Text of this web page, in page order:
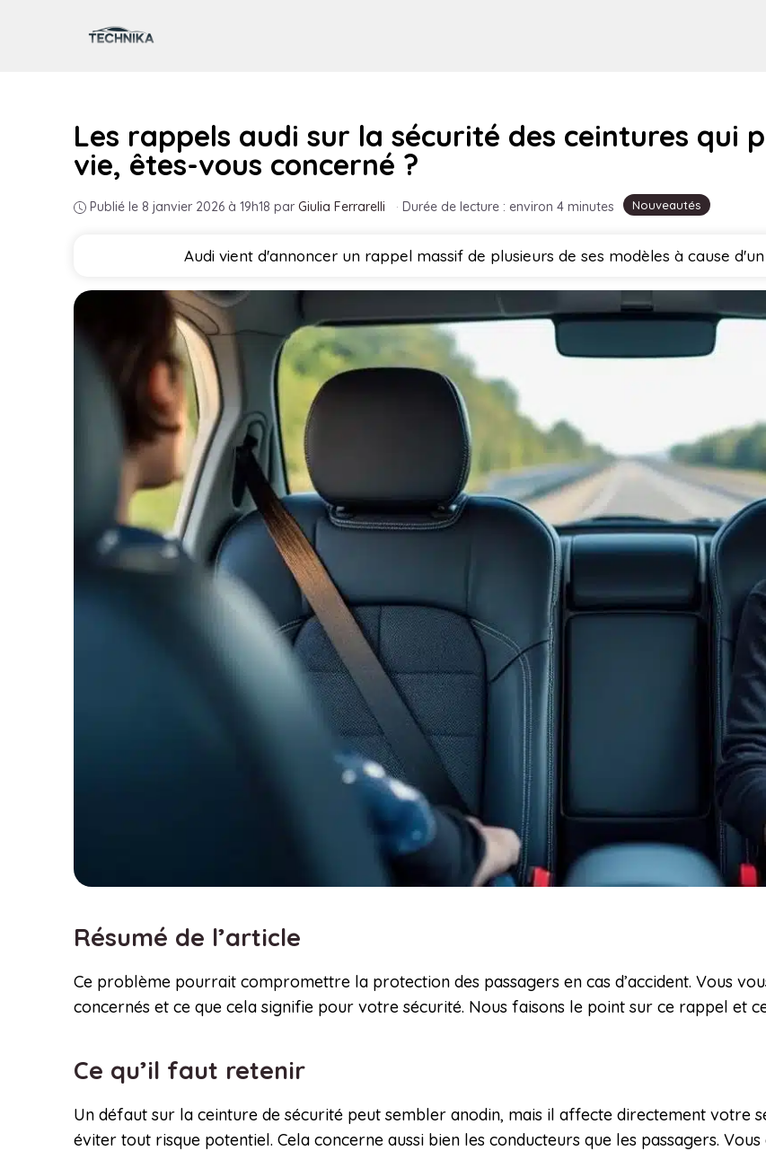
Nouveautés
Les rappels audi sur la sécurité des ceintures qui
vie, êtes-vous concerné ?
Publié le 8 janvier 2026 à 19h18 par Giulia Ferrarelli · Durée de lecture : environ 4 minutes
Audi vient d'annoncer un rappel massif de plusieurs de ses modèles à cause
Résumé de l’article
Ce problème pourrait compromettre la protection des passagers en cas d’accident. Vous
concernés et ce que cela signifie pour votre sécurité. Nous faisons le point sur ce rappel et
Ce qu’il faut retenir
Un défaut sur la ceinture de sécurité peut sembler anodin, mais il affecte directement votre
éviter tout risque potentiel. Cela concerne aussi bien les conducteurs que les passagers.